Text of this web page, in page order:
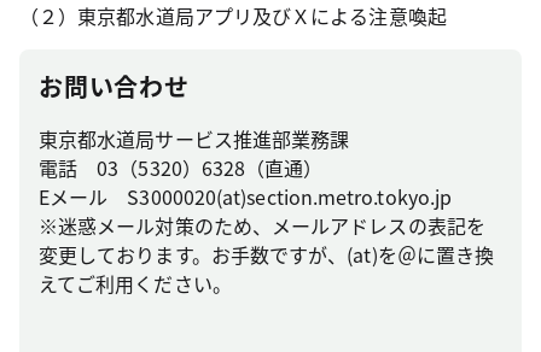
（２）東京都水道局アプリ及びＸによる注意喚起
お問い合わせ
東京都水道局サービス推進部業務課
電話 03（5320）6328（直通）
Eメール S3000020(at)section.metro.tokyo.jp
※迷惑メール対策のため、メールアドレスの表記を
変更しております。お手数ですが、(at)を＠に置き換
えてご利用ください。